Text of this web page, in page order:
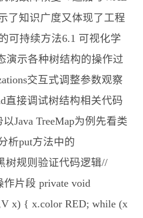
了知识广度又体现了工程
可持续方法6.1 可视化学
演示各种树结构的操作过
交互式调整参数观察
直接调试树结构相关代码
Java TreeMap为例先看类
析put方法中的
树规则验证代码逻辑//
作片段 private void
x) { x.color RED; while (x